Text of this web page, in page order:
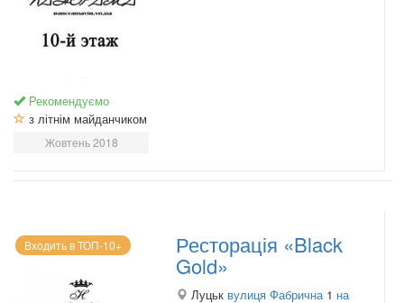
Рекомендуємо
з літнім майданчиком
Жовтень 2018
Входить в ТОП-10+ Ресторація «Black
Gold»
Луцьк вулиця Фабрична 1 на